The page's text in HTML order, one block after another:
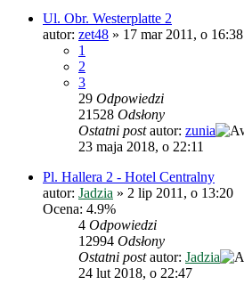
Ul. Obr. Westerplatte 2
autor: zet48 » 17 mar 2011, o 16:38
1
2
3
29 Odpowiedzi
21528 Odsłony
Ostatni postautor: zunia
23 maja 2018, o 22:11
Pl. Hallera 2 - Hotel Centralny
autor: Jadzia » 2 lip 2011, o 13:20
Ocena: 4.9%
4 Odpowiedzi
12994 Odsłony
Ostatni postautor: Jadzia
24 lut 2018, o 22:47